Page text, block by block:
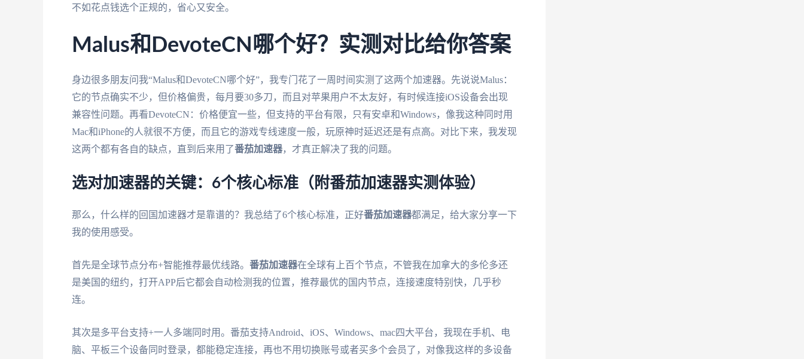
不如花点钱选个正规的，省心又安全。
Malus和DevoteCN哪个好？实测对比给你答案
身边很多朋友问我“Malus和DevoteCN哪个好”，我专门花了一周时间实测了这两个加速器。先说说Malus：
它的节点确实不少，但价格偏贵，每月要30多刀，而且对苹果用户不太友好，有时候连接iOS设备会出现
兼容性问题。再看DevoteCN：价格便宜一些，但支持的平台有限，只有安卓和Windows，像我这种同时用
Mac和iPhone的人就很不方便，而且它的游戏专线速度一般，玩原神时延迟还是有点高。对比下来，我发现
这两个都有各自的缺点，直到后来用了番茄加速器，才真正解决了我的问题。
选对加速器的关键：6个核心标准（附番茄加速器实测体验）
那么，什么样的回国加速器才是靠谱的？我总结了6个核心标准，正好番茄加速器都满足，给大家分享一下
我的使用感受。
首先是全球节点分布+智能推荐最优线路。 番茄加速器在全球有上百个节点，不管我在加拿大的多伦多还
是美国的纽约，打开APP后它都会自动检测我的位置，推荐最优的国内节点，连接速度特别快，几乎秒
连。
其次是多平台支持+一人多端同时用。番茄支持Android、iOS、Windows、mac四大平台，我现在手机、电
脑、平板三个设备同时登录，都能稳定连接，再也不用切换账号或者买多个会员了，对像我这样的多设备